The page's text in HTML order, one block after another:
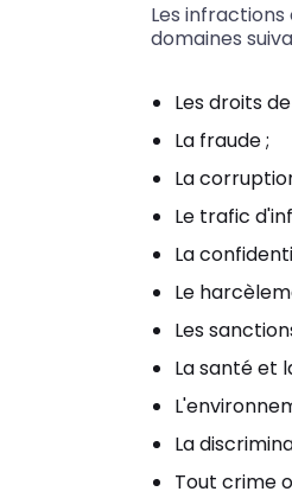
Les
domaines
Les droits
La fraude ;
La
Le trafic
La
Le
Les
La santé et
La
Tout crime